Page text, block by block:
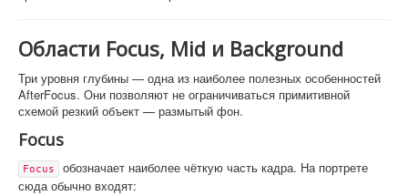
Области Focus, Mid и Background
Три уровня глубины — одна из наиболее полезных особенностей
AfterFocus. Они позволяют не ограничиваться примитивной
схемой резкий объект — размытый фон.
Focus
Focus
обозначает наиболее чёткую часть кадра. На портрете
сюда обычно входят: